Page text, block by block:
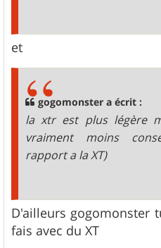
et
gogomonster a écrit :
la xtr est plus légère
vraiment moins
rapport a la XT)
D'ailleurs gogomonster
fais avec du XT